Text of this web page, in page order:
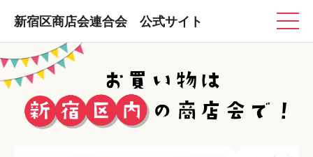
新宿区商店会連合会 公式サイト